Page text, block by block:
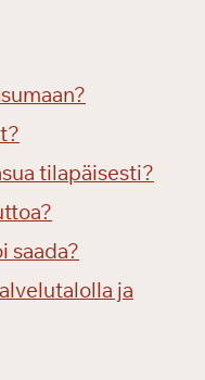
tilapäisesti?
saada?
ja